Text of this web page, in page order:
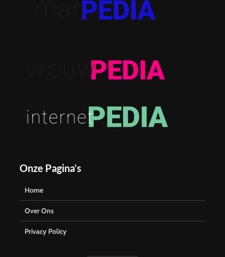
Onze Pagina’s
Home
Over Ons
Privacy Policy